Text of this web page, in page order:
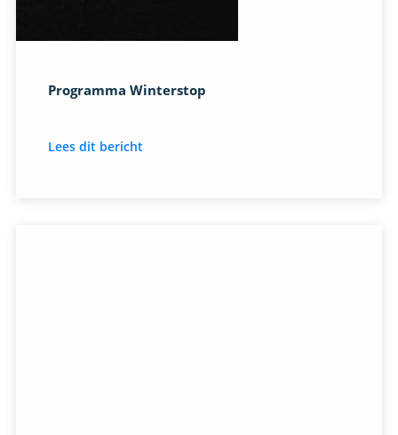
Programma Winterstop
Lees dit bericht